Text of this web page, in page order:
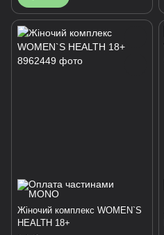
Жіночий комплекс WOMEN`S
HEALTH 18+